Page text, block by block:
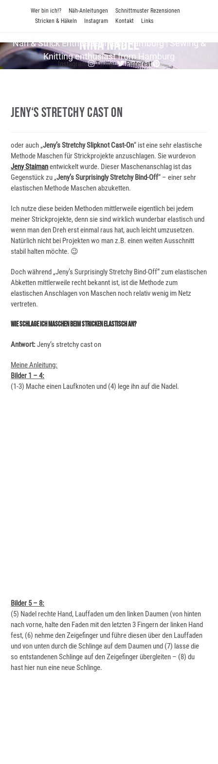
Wer bin ich!? Näh-Anleitungen
Schnittmuster Rezensionen
Stricken & Häkeln
Instagram Kontakt Links
Nina Nadel
Näh & Strick En­thu­si­as­tin aus Hamburg | Sewing &
Knitting enthusiast from Hamburg
Instagram Twitter Pinterest
Jeny‘s Stretchy Cast On
oder auch „Jeny’s Stretchy Slipknot Cast-On“ ist eine sehr elastische
Methode Maschen für Strickprojekte anzuschlagen. Sie wurdevon
Jeny Staimanentwickelt wurde. Dieser Maschenanschlag ist das
Gegenstück zu „Jeny’s Surprisingly Stretchy Bind-Off“ – einer sehr
elastischen Methode Maschen abzuketten.
Ich nutze diese beiden Methoden mittlerweile eigentlich bei jedem
meiner Strickprojekte, denn sie sind wirklich wunderbar elastisch und
wenn man den Dreh erst einmal raus hat, auch leicht umzusetzen.
Natürlich nicht bei Projekten wo man z.B. einen weiten Ausschnitt
stabil halten möchte. 😉
Doch während „Jeny’s Surprisingly Stretchy Bind-Off“ zum elastischen
Abketten mittlerweile recht bekannt ist, ist die Methode zum
elastischen Anschlagen von Maschen noch relativ wenig im Netz
vertreten.
Wie Schlage Ich Maschen Beim Stricken Elastisch An?
Antwort:Jeny‘s stretchy cast on
Meine Anleitung:
Bilder 1 – 4:
(1-3) Mache einen Laufknoten und (4) lege ihn auf die Nadel.
Bilder 5 – 8:
(5) Nadel rechte Hand, Lauffaden um den linken Daumen (von hinten
nach vorne, halte den Faden mit den letzten 3 Fingern der linken Hand
fest, (6) nehme den Zeigefinger und führe diesen über den Lauffaden
und von unten durch die Schlinge auf dem Daumen und (7) lasse die
so entstandenen Schlinge auf den Zeigefinger übergleiten – (8) du
hast hier nun eine neue Schlinge.